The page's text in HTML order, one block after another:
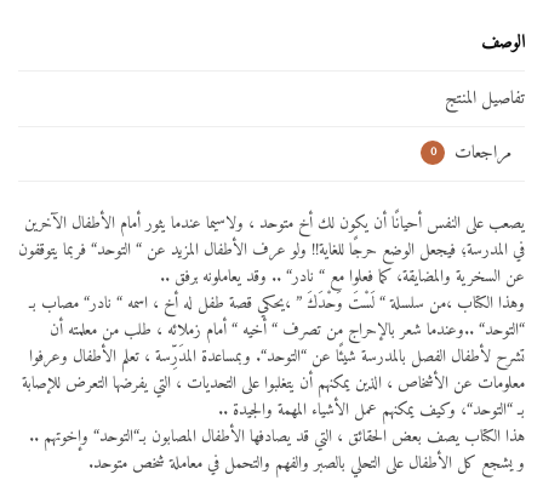
الوصف
تفاصيل المنتج
مراجعات
0
يصعب على النفس أحيانًا أن يكون لك أخ متوحد ، ولاسيما عندما يثور أمام الأطفال الآخرين
في المدرسة؛ فيجعل الوضع حرجًا للغاية!! ولو عرف الأطفال المزيد عن “ التوحد“ فربما يتوقفون
عن السخرية والمضايقة، كما فعلوا مع “ نادر“ .. وقد يعاملونه برفق ..
وهذا الكتاب ،من سلسلة “ لَسْتَ وَحْدَكَ ” ،يحكي قصة طفل له أخ ، اسمه “ نادر“ مصاب بـ
“التوحد“ ..وعندما شعر بالإحراج من تصرف “ أخيه “ أمام زملائه ، طلب من معلمته أن
تشرح لأطفال الفصل بالمدرسة شيئًا عن “التوحد“. وبمساعدة المدَرِّسة ، تعلم الأطفال وعرفوا
معلومات عن الأشخاص ، الذين يمكنهم أن يتغلبوا على التحديات ، التي يفرضها التعرض للإصابة
بـ “التوحد“، وكيف يمكنهم عمل الأشياء المهمة والجيدة ..
هذا الكتاب يصف بعض الحقائق ، التي قد يصادفها الأطفال المصابون بـ“التوحد“ وإخوتهم ..
و يشجع كل الأطفال على التحلي بالصبر والفهم والتحمل في معاملة شخص متوحد.